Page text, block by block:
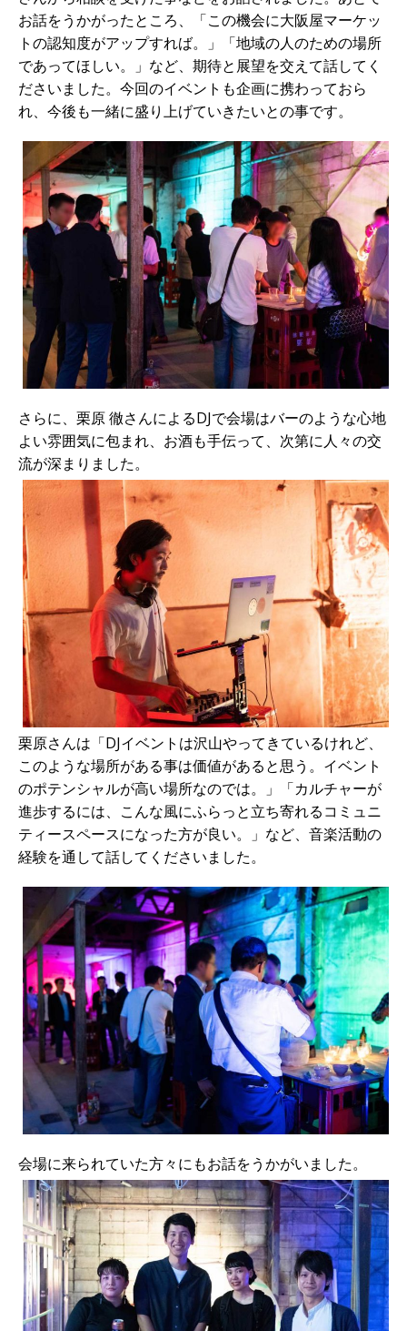
お話をうかがったところ、「この機会に大阪屋マーケッ
トの認知度がアップすれば。」「地域の人のための場所
であってほしい。」など、期待と展望を交えて話してく
ださいました。今回のイベントも企画に携わっておら
れ、今後も一緒に盛り上げていきたいとの事です。
さらに、栗原 徹さんによるDJで会場はバーのような心地
よい雰囲気に包まれ、お酒も手伝って、次第に人々の交
流が深まりました。
栗原さんは「DJイベントは沢山やってきているけれど、
このような場所がある事は価値があると思う。イベント
のポテンシャルが高い場所なのでは。」「カルチャーが
進歩するには、こんな風にふらっと立ち寄れるコミュニ
ティースペースになった方が良い。」など、音楽活動の
経験を通して話してくださいました。
会場に来られていた方々にもお話をうかがいました。